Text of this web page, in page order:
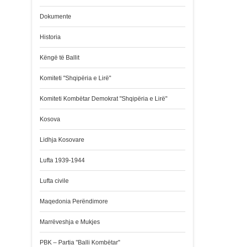
Dokumente
Historia
Këngë të Ballit
Komiteti "Shqipëria e Lirë"
Komiteti Kombëtar Demokrat "Shqipëria e Lirë"
Kosova
Lidhja Kosovare
Lufta 1939-1944
Lufta civile
Maqedonia Perëndimore
Marrëveshja e Mukjes
PBK – Partia "Balli Kombëtar"